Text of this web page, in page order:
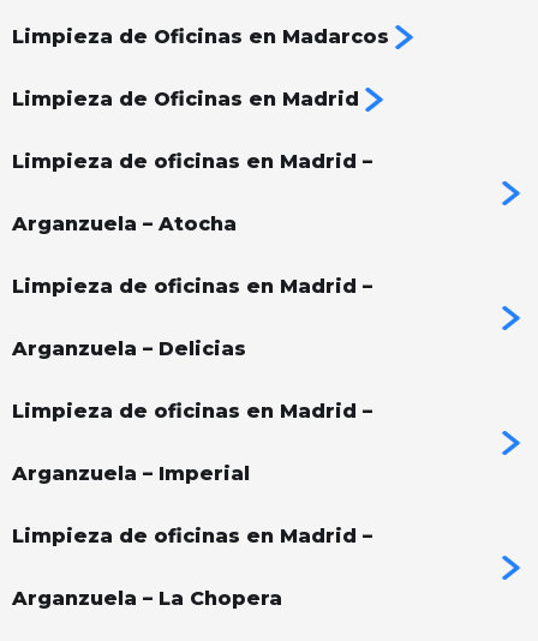
Limpieza de Oficinas en Madarcos
Limpieza de Oficinas en Madrid
Limpieza de oficinas en Madrid –
Arganzuela – Atocha
Limpieza de oficinas en Madrid –
Arganzuela – Delicias
Limpieza de oficinas en Madrid –
Arganzuela – Imperial
Limpieza de oficinas en Madrid –
Arganzuela – La Chopera